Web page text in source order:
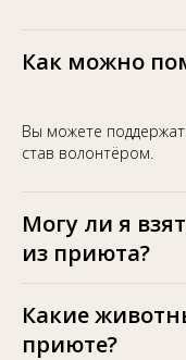
Как можно
Вы можете
став волонтёром.
Могу ли я
из приюта?
Какие
приюте?